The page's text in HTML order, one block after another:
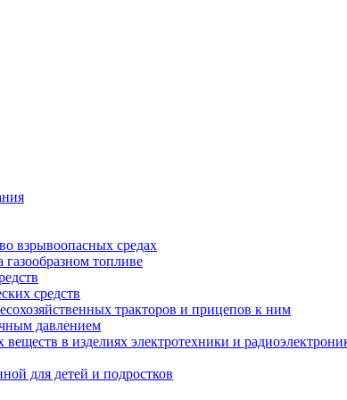
взрывоопасных средах
топливе
средств
тракторов и прицепов к ним
давлением
в изделиях электротехники и
для детей и подростков